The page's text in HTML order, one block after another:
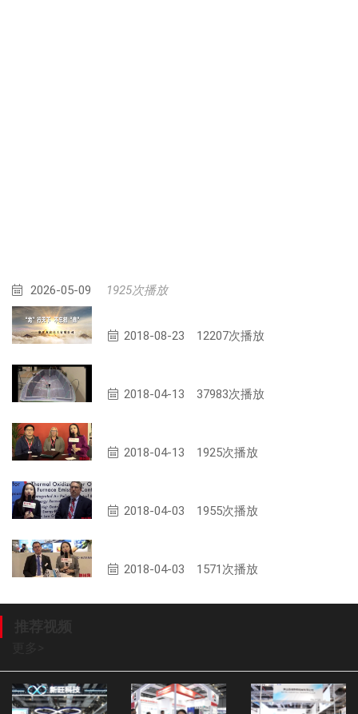
2026-05-09 1925次播放
2018-08-23 12207次播放
2018-04-13 37983次播放
2018-04-13 1925次播放
2018-04-03 1955次播放
2018-04-03 1571次播放